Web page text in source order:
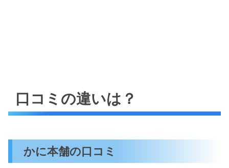
口コミの違いは？
かに本舗の口コミ